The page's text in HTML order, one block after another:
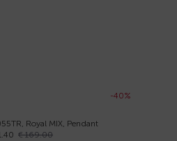
-40%
Royal MIX, Pendant
€ 169.00